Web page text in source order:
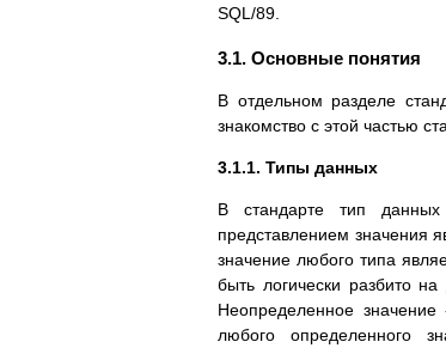
SQL/89.
3.1. Основные понятия
В отдельном разделе
знакомство с этой частью
3.1.1. Типы данных
В стандарте тип данных
представлением значения
значение любого типа
быть логически разбито
Неопределенное значение
любого определенного